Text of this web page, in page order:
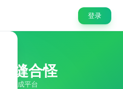
登录
AI缝合怪
代码生成平台